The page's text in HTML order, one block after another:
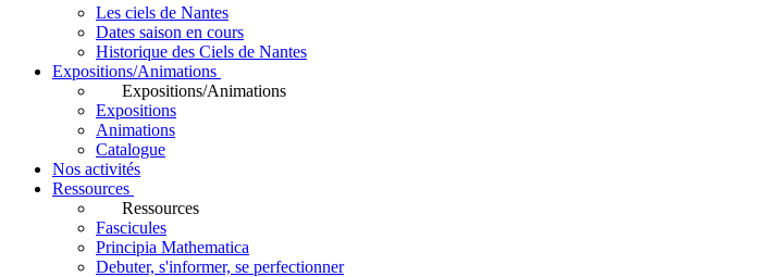
Les ciels de Nantes
Dates saison en cours
Historique des Ciels de Nantes
Expositions/Animations
Expositions/Animations
Expositions
Animations
Catalogue
Nos activités
Ressources
Ressources
Fascicules
Principia Mathematica
Debuter, s'informer, se perfectionner